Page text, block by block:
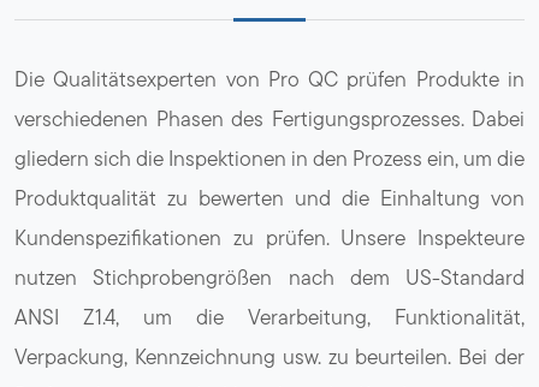
Die Qualitätsexperten von Pro QC prüfen Produkte in
verschiedenen Phasen des Fertigungsprozesses. Dabei
gliedern sich die Inspektionen in den Prozess ein, um die
Produktqualität zu bewerten und die Einhaltung von
Kundenspezifikationen zu prüfen. Unsere Inspekteure
nutzen Stichprobengrößen nach dem US-Standard
ANSI Z1.4, um die Verarbeitung, Funktionalität,
Verpackung, Kennzeichnung usw. zu beurteilen. Bei der